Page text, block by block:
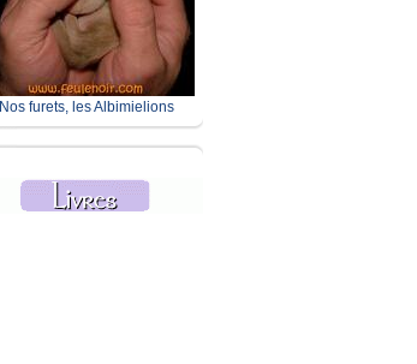
Nos furets, les Albimielions